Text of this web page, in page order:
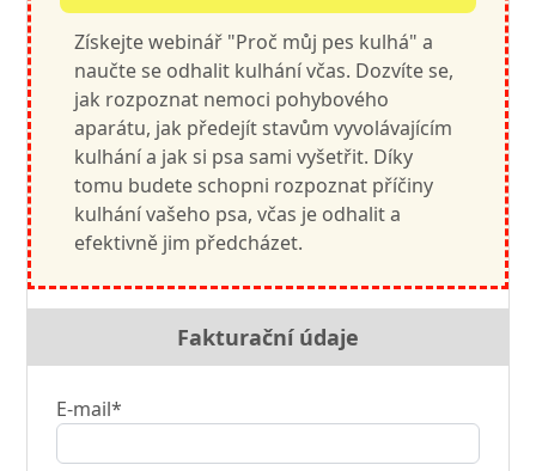
Získejte webinář "Proč můj pes kulhá" a
naučte se odhalit kulhání včas. Dozvíte se,
jak rozpoznat nemoci pohybového
aparátu, jak předejít stavům vyvolávajícím
kulhání a jak si psa sami vyšetřit. Díky
tomu budete schopni rozpoznat příčiny
kulhání vašeho psa, včas je odhalit a
efektivně jim předcházet.
Fakturační údaje
E-mail*